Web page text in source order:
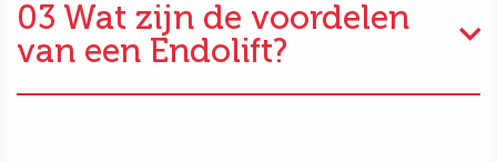
03 Wat zijn de voordelen
van een Endolift?